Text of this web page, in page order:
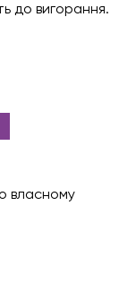
до вигорання.
власному